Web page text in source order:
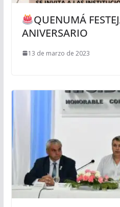
QUENUMÁ
ANIVERSARIO
13 de marzo de 2023